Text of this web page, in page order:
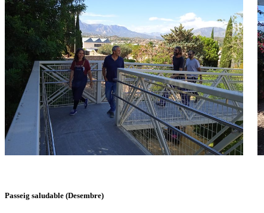
Passeig saludable (Desembre)